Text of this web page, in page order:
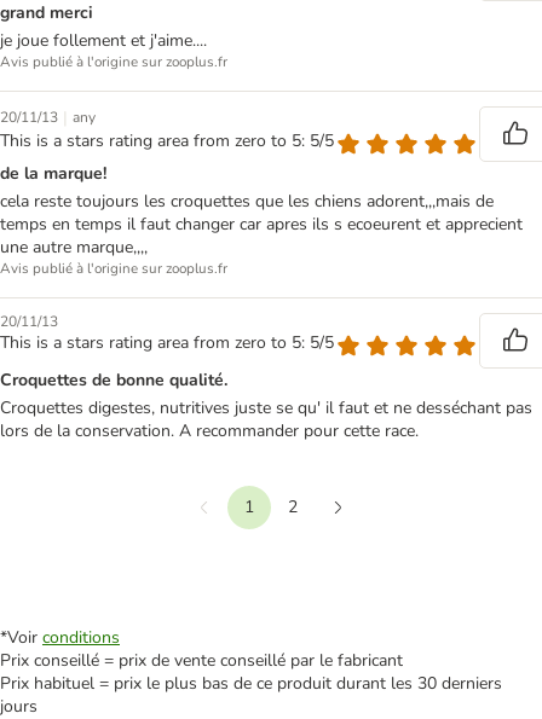
grand merci
je joue follement et j'aime....
Avis publié à l'origine sur zooplus.fr
20/11/13 | any
This is a stars rating area from zero to 5: 5/5
de la marque!
cela reste toujours les croquettes que les chiens adorent,,,mais de
temps en temps il faut changer car apres ils s ecoeurent et apprecient
une autre marque,,,,
Avis publié à l'origine sur zooplus.fr
20/11/13
This is a stars rating area from zero to 5: 5/5
Croquettes de bonne qualité.
Croquettes digestes, nutritives juste se qu' il faut et ne desséchant pas
lors de la conservation. A recommander pour cette race.
Précédent
1
2
*Voir conditions
Prix conseillé = prix de vente conseillé par le fabricant
Prix habituel = prix le plus bas de ce produit durant les 30 derniers
jours